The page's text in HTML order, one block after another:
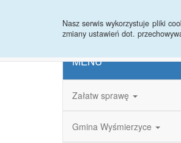
Nasz serwis wykorzystuje pliki
zmiany ustawień dot.
MENU
Załatw sprawę
Gmina Wyśmierzyce